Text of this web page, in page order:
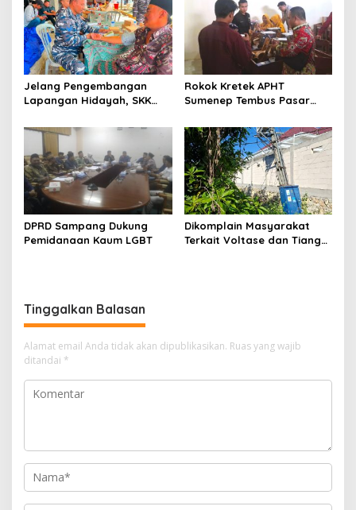
Jelang Pengembangan
Lapangan Hidayah, SKK
Perkuat Sinergi dengan
Nelayan Sampang
Rokok Kretek APHT
Sumenep Tembus Pasar
DPRD Sampang Dukung
Pemidanaan Kaum LGBT
Dikomplain Masyarakat
Terkait Voltase dan Tiang
Tinggalkan Balasan
Alamat email Anda tidak akan dipublikasikan. Ruas yang wajib
ditandai *